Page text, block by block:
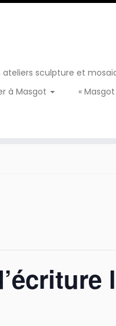
ateliers sculpture et
à Masgot «